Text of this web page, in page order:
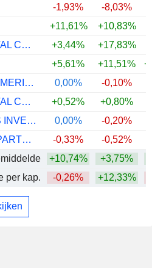
-1,93% -8,03%
+11,61% +10,83%
CHURCHILL CAPITAL CORP XI
+3,44%
+17,83%
+5,61% +11,51%
DRUGS MADE IN AMERICA ACQUISITION II CORP.
0,00%
-0,10%
CHURCHILL CAPITAL CORP XII
+0,52%
+0,80%
BAIN CAPITAL GSS INVESTMENT CORP.
0,00%
-0,20%
CANTOR EQUITY PARTNERS IV, INC.
-0,33%
-0,52%
+10,74% +3,75%
per kap.
-0,26% +12,33%